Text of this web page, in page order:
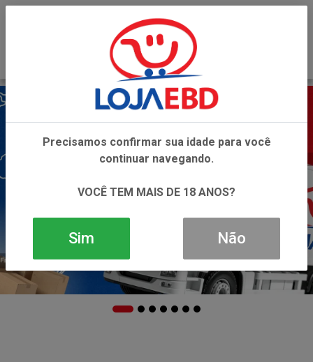
Precisamos confirmar sua idade para você
continuar navegando.
VOCÊ TEM MAIS DE 18 ANOS?
Sim Não